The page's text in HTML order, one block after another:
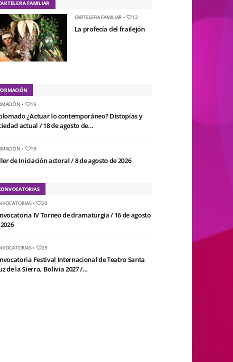
FAMILIAR
CARTELERA FAMILIAR • 12
La profecía del frailejón
• 15
¿Actuar lo contemporáneo? Distopías y
actual / 18 de agosto de...
• 19
de Iniciación actoral / 8 de agosto de 2026
• 20
IV Torneo de dramaturgia / 16 de agosto
• 29
Festival Internacional de Teatro Santa
de la Sierra, Bolivia 2027 /...